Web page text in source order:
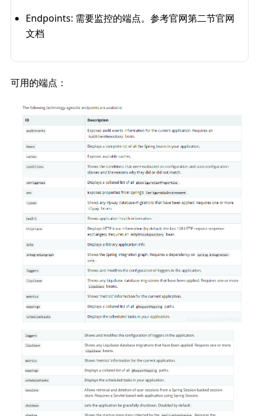
Endpoints: 需要监控的端点。参考官网第二节官网
文档
可用的端点：